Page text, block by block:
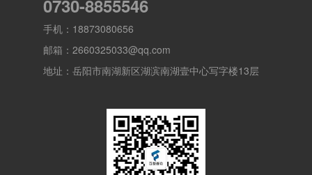
0730-8855546
手机：18873080656
邮箱：2660325033@qq.com
地址：岳阳市南湖新区湖滨南湖壹中心写字楼13层